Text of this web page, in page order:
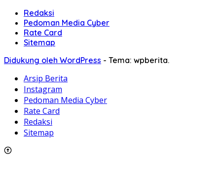
Redaksi
Pedoman Media Cyber
Rate Card
Sitemap
Didukung oleh WordPress - Tema: wpberita.
Arsip Berita
Instagram
Pedoman Media Cyber
Rate Card
Redaksi
Sitemap